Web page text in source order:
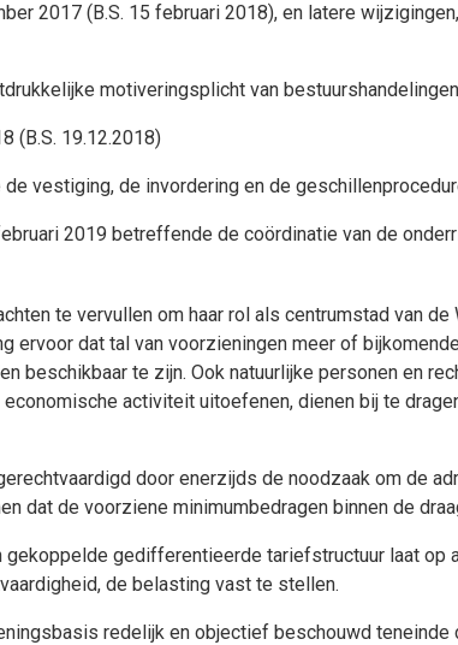
2017 (B.S. 15 februari 2018), en latere
motiveringsplicht van
(B.S. 19.12.2018)
vestiging, de invordering en de
2019 betreffende de coördinatie van de
te vervullen om haar rol als centrumstad van
ervoor dat tal van voorzieningen meer of
beschikbaar te zijn. Ook natuurlijke personen en
activiteit uitoefenen, dienen bij te
door enerzijds de noodzaak om de
dat de voorziene minimumbedragen binnen de
gekoppelde gedifferentieerde tariefstructuur laat
de belasting vast te stellen.
redelijk en objectief beschouwd